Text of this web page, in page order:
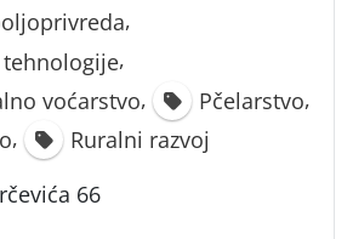
,
,
voćarstvo, Pčelarstvo,
,
Ruralni razvoj
66